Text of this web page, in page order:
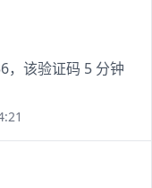
，该验证码 5 分钟